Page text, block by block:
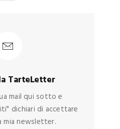
TarteLetter
mail qui sotto e
dichiari di accettare
mia newsletter.